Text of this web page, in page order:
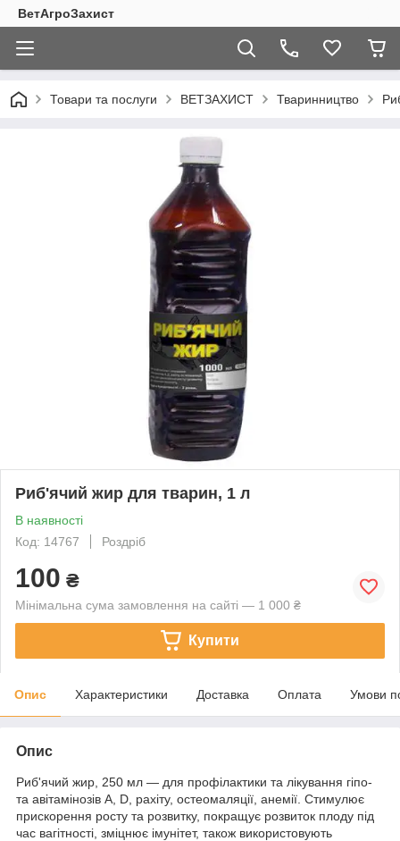
ВетАгроЗахист
Товари та послуги ВЕТЗАХИСТ Тваринництво
Риб'ячий жир для тварин, 1 л
В наявності
Код: 14767
Роздріб
100 ₴
Мінімальна сума замовлення на сайті — 1 000 ₴
Купити
Опис Характеристики Доставка Оплата Умови
Опис
Риб'ячий жир, 250 мл — для профілактики та лікування гіпо-
та авітамінозів А, D, рахіту, остеомаляції, анемії. Стимулює
прискорення росту та розвитку, покращує розвиток плоду під
час вагітності, зміцнює імунітет, також використовують